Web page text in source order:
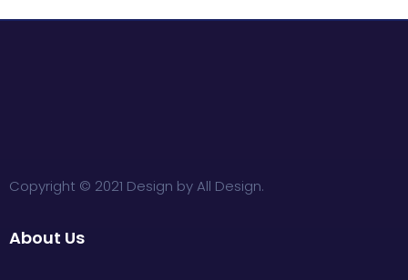
Copyright © 2021 Design by All Design.
About Us